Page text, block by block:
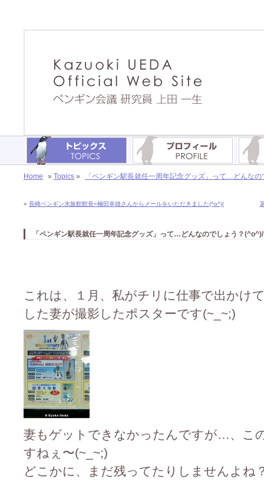
Home » Topics » 「ペンギン駅長就任一周年記念グッズ」って…どんな
« 長崎ペンギン水族館館長=楠田幸雄さんからメールをいただきました(^o^)/
「ペンギン駅長就任一周年記念グッズ」って…どんなのでしょう？(^o^)/
これは、１月、私がチリに仕事で出かけ
した妻が撮影したポスターです(~_~;)
妻もゲットできなかったんですが…、こ
すねぇ〜(~_~;)
どこかに、まだ残ってたりしませんよね